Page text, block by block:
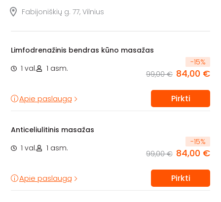
Fabijoniškių g. 77, Vilnius
Limfodrenažinis bendras kūno masažas
1 val.
1 asm.
-15%
99,00 € 84,00 €
Apie paslaugą Pirkti
Anticeliulitinis masažas
1 val.
1 asm.
-15%
99,00 € 84,00 €
Apie paslaugą Pirkti